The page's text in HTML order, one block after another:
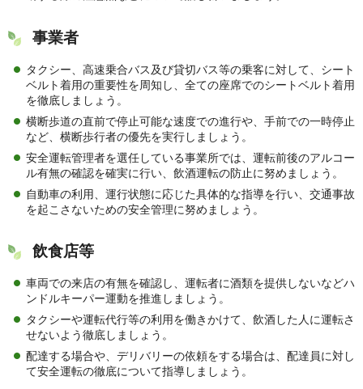
事業者
タクシー、高速乗合バス及び貸切バス等の乗客に対して、シート
ベルト着用の重要性を周知し、全ての座席でのシートベルト着用
を徹底しましょう。
横断歩道の直前で停止可能な速度での進行や、手前での一時停止
など、横断歩行者の優先を実行しましょう。
安全運転管理者を選任している事業所では、運転前後のアルコー
ル有無の確認を確実に行い、飲酒運転の防止に努めましょう。
自動車の利用、運行状態に応じた具体的な指導を行い、交通事故
を起こさないための安全管理に努めましょう。
飲食店等
車両での来店の有無を確認し、運転者に酒類を提供しないなどハ
ンドルキーパー運動を推進しましょう。
タクシーや運転代行等の利用を働きかけて、飲酒した人に運転さ
せないよう徹底しましょう。
配達する場合や、デリバリーの依頼をする場合は、配達員に対し
て安全運転の徹底について指導しましょう。